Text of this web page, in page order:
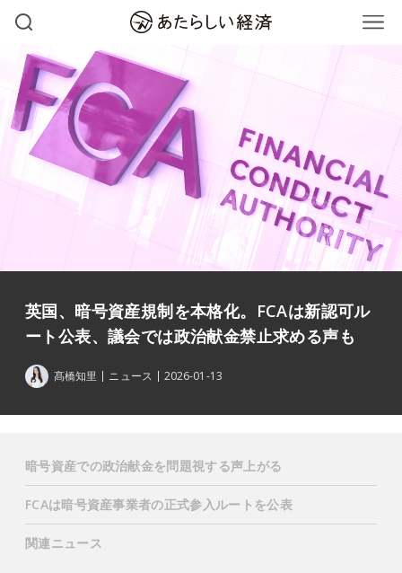
英国、暗号資産規制を本格化。FCAは新認可ル
ート公表、議会では政治献金禁止求める声も
髙橋知里 ニュース 2026-01-13
暗号資産での政治献金を問題視する声上がる
FCAは暗号資産事業者の正式参入ルートを公表
関連ニュース